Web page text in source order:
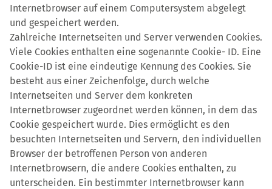
Internetbrowser auf einem Computersystem abgelegt
und gespeichert werden.
Zahlreiche Internetseiten und Server verwenden Cookies.
Viele Cookies enthalten eine sogenannte Cookie- ID. Eine
Cookie-ID ist eine eindeutige Kennung des Cookies. Sie
besteht aus einer Zeichenfolge, durch welche
Internetseiten und Server dem konkreten
Internetbrowser zugeordnet werden können, in dem das
Cookie gespeichert wurde. Dies ermöglicht es den
besuchten Internetseiten und Servern, den individuellen
Browser der betroffenen Person von anderen
Internetbrowsern, die andere Cookies enthalten, zu
unterscheiden. Ein bestimmter Internetbrowser kann